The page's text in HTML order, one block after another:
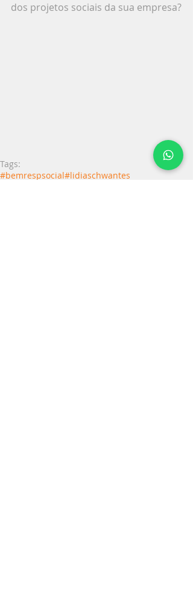
dos projetos sociais da sua empresa?
Tags:
#bemrespsocial#lidiaschwantes